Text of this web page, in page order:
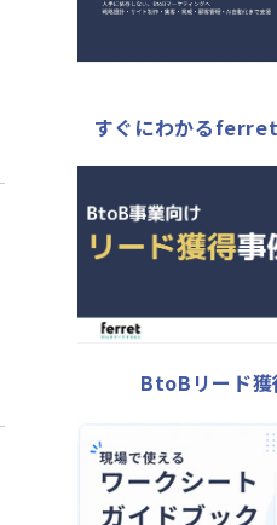
すぐにわかる
BtoBリード獲